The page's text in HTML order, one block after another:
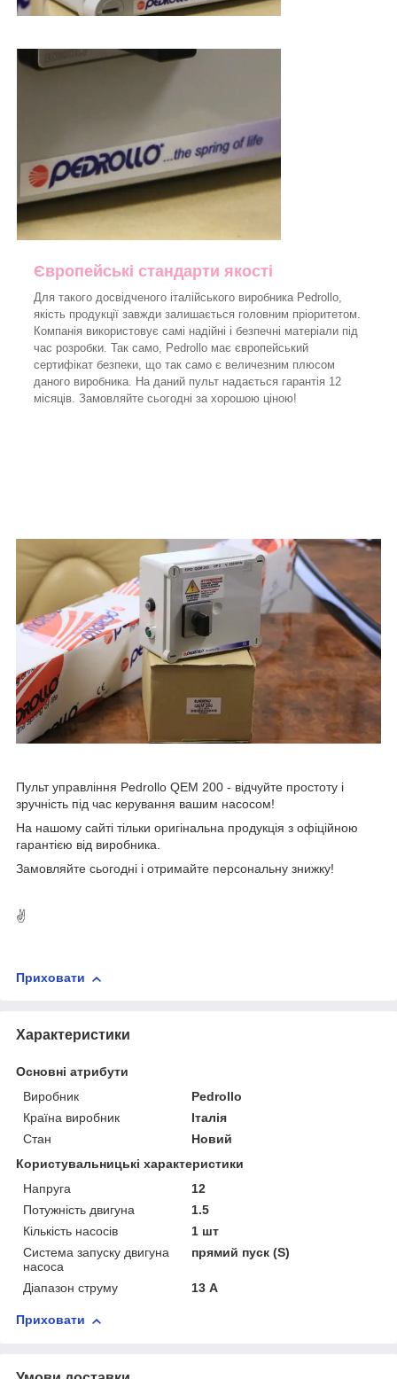
Європейські стандарти якості
Для такого досвідченого італійського виробника Pedrollo,
якість продукції завжди залишається головним пріоритетом.
Компанія використовує самі надійні і безпечні матеріали під
час розробки. Так само, Pedrollo має європейський
сертифікат безпеки, що так само є величезним плюсом
даного виробника. На даний пульт надається гарантія 12
місяців. Замовляйте сьогодні за хорошою ціною!
Пульт управління Pedrollo QEM 200 - відчуйте простоту і
зручність під час керування вашим насосом!
На нашому сайті тільки оригінальна продукція з офіційною
гарантією від виробника.
Замовляйте сьогодні і отримайте персональну знижку!
✌
Приховати
Характеристики
Основні атрибути
Виробник
Pedrollo
Країна виробник
Італія
Стан
Новий
Користувальницькі характеристики
Напруга
12
Потужність двигуна
1.5
Кількість насосів
1 шт
Система запуску двигуна
насоса
прямий пуск (S)
Діапазон струму 13 А
Приховати